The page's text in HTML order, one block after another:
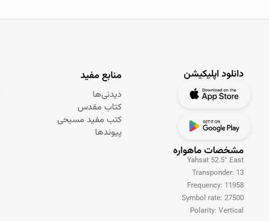
منابع مفید
دیدنی‌ها
کتاب مقدس
کتب مفید مسیحی
پیوندها
دانلود اپلیکیشن
مشخصات ماهواره
Yahsat 52.5° East
Transponder: 13
Frequency: 11958
Symbol rate: 27500
Polarity: Vertical